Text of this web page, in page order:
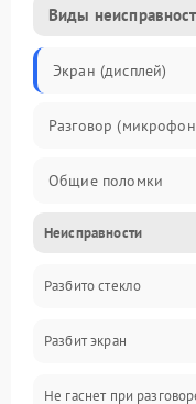
Виды
Экран (дисплей)
Разговор
Общие поломки
Проблемы связи
Камеры
Проблемы с
Неисправности
Разбито стекло
Разбит экран
Не гаснет при